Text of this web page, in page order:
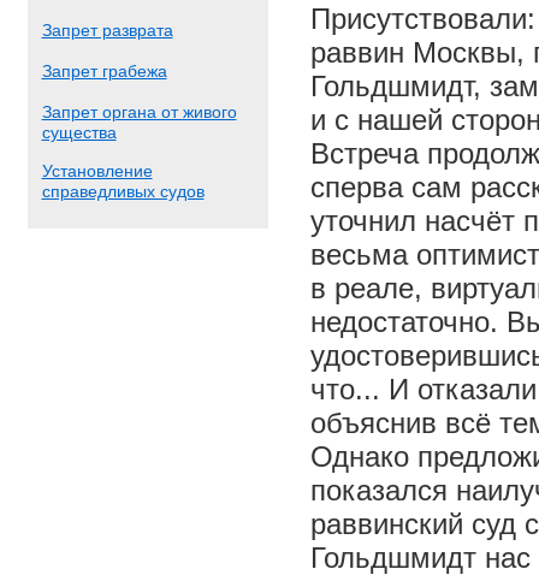
Запрет разврата
Запрет грабежа
Запрет органа от живого
существа
Установление
справедливых судов
раввин Москвы,
Гольдшмидт,
и с нашей
Встреча
сперва сам
уточнил насчёт
весьма
в реале,
недостаточно.
что... И
объяснив всё
Однако
показался
раввинский суд
Гольдшмидт нас